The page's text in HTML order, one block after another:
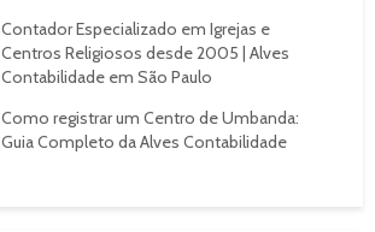
Contador Especializado em Igrejas e
Centros Religiosos desde 2005 | Alves
Contabilidade em São Paulo
Como registrar um Centro de Umbanda:
Guia Completo da Alves Contabilidade